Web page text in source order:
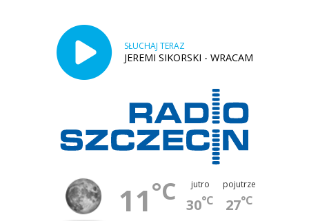
SŁUCHAJ TERAZ
JEREMI SIKORSKI - WRACAM
11°C jutro
30°C
pojutrze
27°C